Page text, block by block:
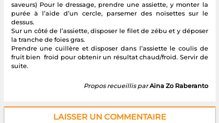
saveurs) Pour le dressage, prendre une assiette, y monter la
purée à l’aide d’un cercle, parsemer des noisettes sur le
dessus.
Sur un côté de l’assiette, disposer le filet de zébu et y déposer
la tranche de foies gras.
Prendre une cuillère et disposer dans l’assiette le coulis de
fruit bien froid pour obtenir un résultat chaud/froid. Servir de
suite.
Propos recueillis par Aina Zo Raberanto
LAISSER UN COMMENTAIRE